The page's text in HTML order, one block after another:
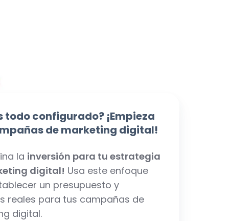
todo configurado? ¡Empieza
de marketing digital!
la inversión para tu estrategia
digital! Usa este enfoque
un presupuesto y
reales para tus campañas de
digital.